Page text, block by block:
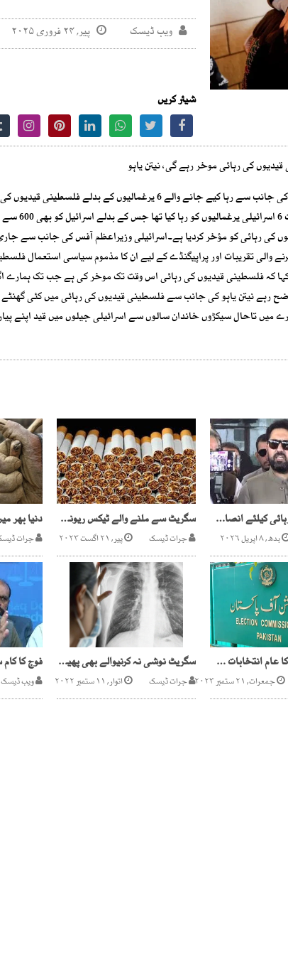
ویب ڈیسک پیر, ۲۴ فروری ۲۰۲۵
شیئر کریں
کی رہائی موخر رہے گی، نیتن یاہو
اسرائیلی وزیراعظم نیتن یاہو نے یوٹرن لیتے ہوئے حماس کی جانب سے رہا کیے جانے والے 6
کردی۔حماس نے
کی رہائی کو مؤخر کردیا ہے۔اسرائیلی وزیراعظم آفس کی جانب سے
تقریبات اور پراپیگنڈے کے لیے ان کا مذموم سیاسی استعمال
کہ فلسطینی قیدیوں کی رہائی اس وقت تک موخر کی ہے جب تک ہمارے
رہے نیتن یاہو کی جانب سے فلسطینی قیدیوں کی رہائی میں کئی گھنٹے
تاحال سیکڑوں خاندان سالوں سے اسرائیلی جیلوں میں قید اپنے
عمران خان کی رہائی کیلئے انصاف ، کوئی رعایت نہیں مانگتے،سہیل آفریدی
بدھ, ۸ اپریل ۲۰۲۶
سگریٹ سے ملنے والے ٹیکس ریونیو میں 65 ارب روپے کا شارٹ فال
جرات ڈیسک پیر, ۲۱ اگست ۲۰۲۳ جرات
الیکشن کمیشن کا عام انتخابات جنوری کے آخری ہفتے میں کرانے کا اعلان
جمعرات, ۲۱ ستمبر ۲۰۲۳
سگریٹ نوشی نہ کرنیوالے بھی پھیپھڑوں کے کینسر میں مبتلا ہوسکتے ہیں، رپورٹ
جرات ڈیسک اتوار, ۱۱ ستمبر ۲۰۲۲ ویب ڈیسک